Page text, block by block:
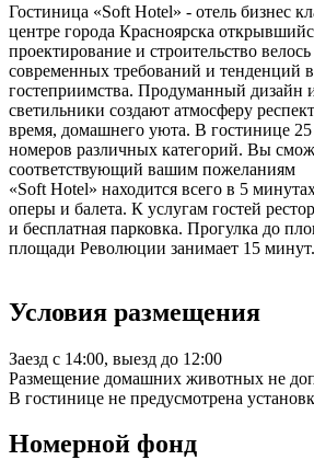
Гостиница «Soft Hotel» - отель бизнес
центре города Красноярска
проектирование и строительство
современных требований и тенденций
гостеприимства. Продуманный дизайн
светильники создают атмосферу
время, домашнего уюта. В гостинице
номеров различных категорий. Вы
соответствующий вашим пожеланиям
«Soft Hotel» находится всего в 5
оперы и балета. К услугам гостей
и бесплатная парковка. Прогулка до
площади Революции занимает 15 минут.
Условия размещения
Заезд с 14:00, выезд до 12:00
Размещение домашних животных не
В гостинице не предусмотрена
Номерной фонд